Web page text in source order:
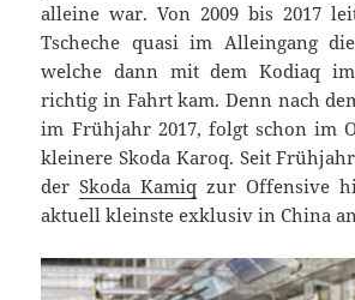
alleine war. Von 2009 bis 2017
Tscheche quasi im Alleingang
welche dann mit dem Kodiaq
richtig in Fahrt kam. Denn nach
im Frühjahr 2017, folgt schon im
kleinere Skoda Karoq. Seit
derSkoda Kamiq zur Offensive
aktuell kleinste exklusiv in China